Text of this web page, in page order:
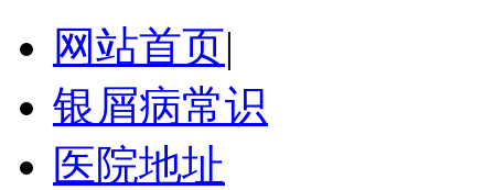
网站首页|
银屑病常识
医院地址